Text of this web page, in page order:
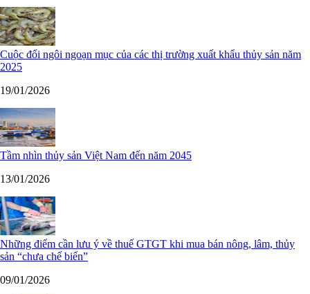
Cuộc đổi ngôi ngoạn mục của các thị trường xuất khẩu thủy sản năm
2025
19/01/2026
Tầm nhìn thủy sản Việt Nam đến năm 2045
13/01/2026
Những điểm cần lưu ý về thuế GTGT khi mua bán nông, lâm, thủy
sản “chưa chế biến”
09/01/2026